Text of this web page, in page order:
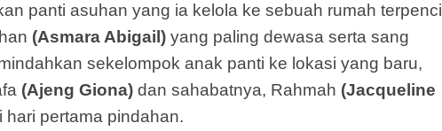
panti asuhan yang ia kelola ke sebuah rumah terpencil
(Asmara Abigail) yang paling dewasa serta sang
sekelompok anak panti ke lokasi yang baru,
(Ajeng Giona) dan sahabatnya, Rahmah (Jacqueline
pertama pindahan.